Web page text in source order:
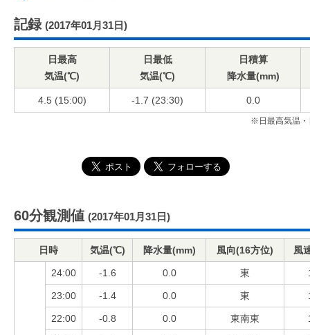
記録 (2017年01月31日)
日最高
気温(℃)
日最低
気温(℃)
日積算
降水量(mm)
4.5 (15:00) -1.7 (23:30) 0.0
※日最高気温・
60分観測値 (2017年01月31日)
日時 気温(℃) 降水量(mm) 風向(16方位) 風
24:00 -1.6 0.0 東
23:00 -1.4 0.0 東
22:00 -0.8 0.0 東南東